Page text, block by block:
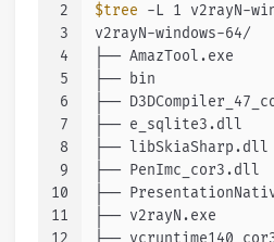
2
3
4
5
6
7
8
9
10
11
12
$tree -L 1 v2rayN-
v2rayN-windows-64/
├── AmazTool.exe
├── bin
├──
├── e_sqlite3.dll
├── libSkiaSharp.dll
├── PenImc_cor3.dll
├──
├── v2rayN.exe
├──